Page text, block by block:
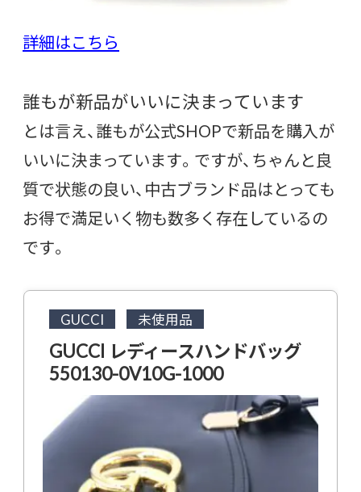
詳細はこちら
誰もが新品がいいに決まっています
とは言え、誰もが公式SHOPで新品を購入が
いいに決まっています。ですが、ちゃんと良
質で状態の良い、中古ブランド品はとっても
お得で満足いく物も数多く存在しているの
です。
GUCCI 未使用品
GUCCI レディースハンドバッグ
550130-0V10G-1000